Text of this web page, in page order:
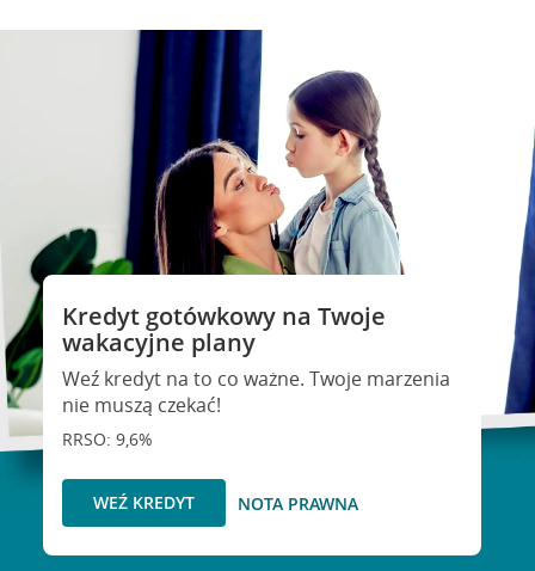
Kredyt gotówkowy na Twoje
wakacyjne plany
Weź kredyt na to co ważne. Twoje marzenia
nie muszą czekać!
RRSO: 9,6%
WEŹ KREDYT NOTA PRAWNA